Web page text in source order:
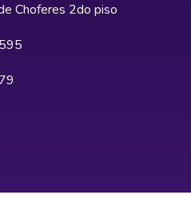
Choferes 2do piso